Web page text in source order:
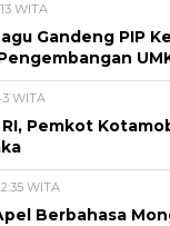
WITA
Gandeng PIP
WITA
RI, Pemkot
WITA
Berbahasa